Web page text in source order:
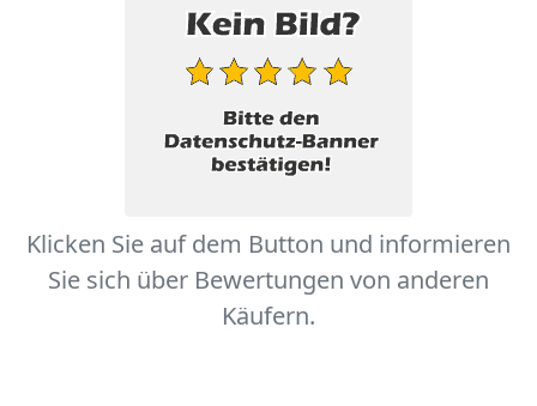
Klicken Sie auf dem Button und informieren
Sie sich über Bewertungen von anderen
Käufern.